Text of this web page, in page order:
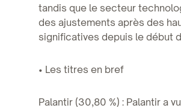
tandis que le secteur
des ajustements après des
significatives depuis le début
• Les titres en bref
Palantir (30,80 %) : Palantir a